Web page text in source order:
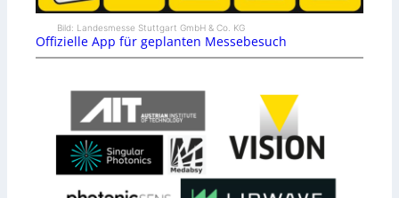
Bild: Landesmesse Stuttgart GmbH & Co. KG
Offizielle App für geplanten Messebesuch